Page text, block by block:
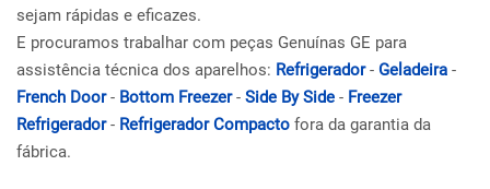
sejam rápidas e eficazes.
E procuramos trabalhar com peças Genuínas GE para
assistência técnica dos aparelhos: Refrigerador- Geladeira -
French Door- Bottom Freezer- Side By Side - Freezer
Refrigerador- Refrigerador Compacto fora da garantia da
fábrica.